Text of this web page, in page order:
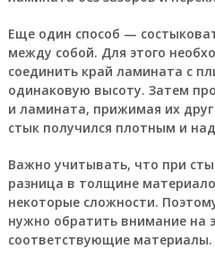
Еще один способ —
между собой. Для этого
соединить край ламината с
одинаковую высоту. Затем
и ламината, прижимая их
стык получился плотным и
Важно учитывать, что при
разница в толщине
некоторые сложности.
нужно обратить внимание на
соответствующие материалы.